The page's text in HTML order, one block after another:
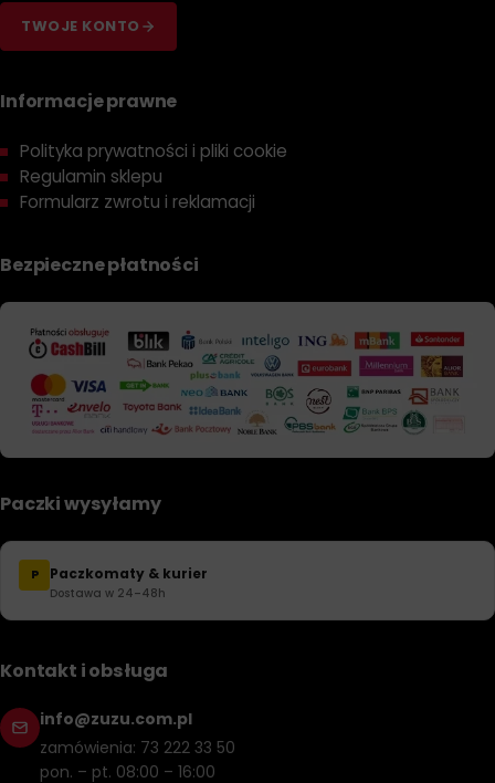
TWOJE KONTO
Informacje prawne
Polityka prywatności i pliki cookie
Regulamin sklepu
Formularz zwrotu i reklamacji
Bezpieczne płatności
Paczki wysyłamy
P Paczkomaty & kurier
Dostawa w 24–48h
Kontakt i obsługa
info@zuzu.com.pl
zamówienia: 73 222 33 50
pon. – pt. 08:00 – 16:00